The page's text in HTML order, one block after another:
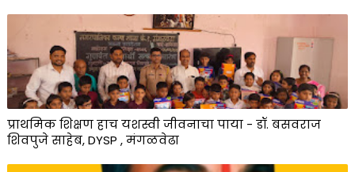
प्राथमिक शिक्षण हाच यशस्वी जीवनाचा पाया - डॉ. बसवराज
शिवपुजे साहेब, DYSP , मंगळवेढा